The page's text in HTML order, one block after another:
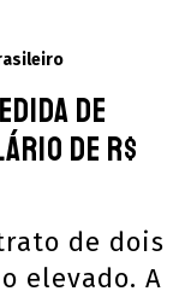
de
de R$
de dois
elevado. A